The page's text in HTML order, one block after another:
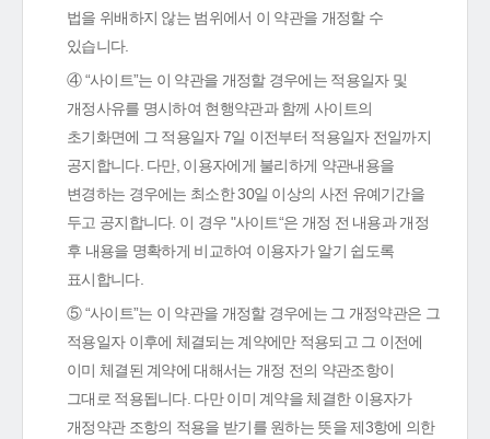
법을 위배하지 않는 범위에서 이 약관을 개정할 수
있습니다.
④ “사이트”는 이 약관을 개정할 경우에는 적용일자 및
개정사유를 명시하여 현행약관과 함께 사이트의
초기화면에 그 적용일자 7일 이전부터 적용일자 전일까지
공지합니다. 다만, 이용자에게 불리하게 약관내용을
변경하는 경우에는 최소한 30일 이상의 사전 유예기간을
두고 공지합니다. 이 경우 "사이트“은 개정 전 내용과 개정
후 내용을 명확하게 비교하여 이용자가 알기 쉽도록
표시합니다.
⑤ “사이트”는 이 약관을 개정할 경우에는 그 개정약관은 그
적용일자 이후에 체결되는 계약에만 적용되고 그 이전에
이미 체결된 계약에 대해서는 개정 전의 약관조항이
그대로 적용됩니다. 다만 이미 계약을 체결한 이용자가
개정약관 조항의 적용을 받기를 원하는 뜻을 제3항에 의한